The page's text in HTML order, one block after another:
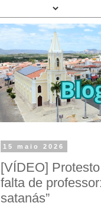
15 maio 2026
[VÍDEO]
falta de
satanás”